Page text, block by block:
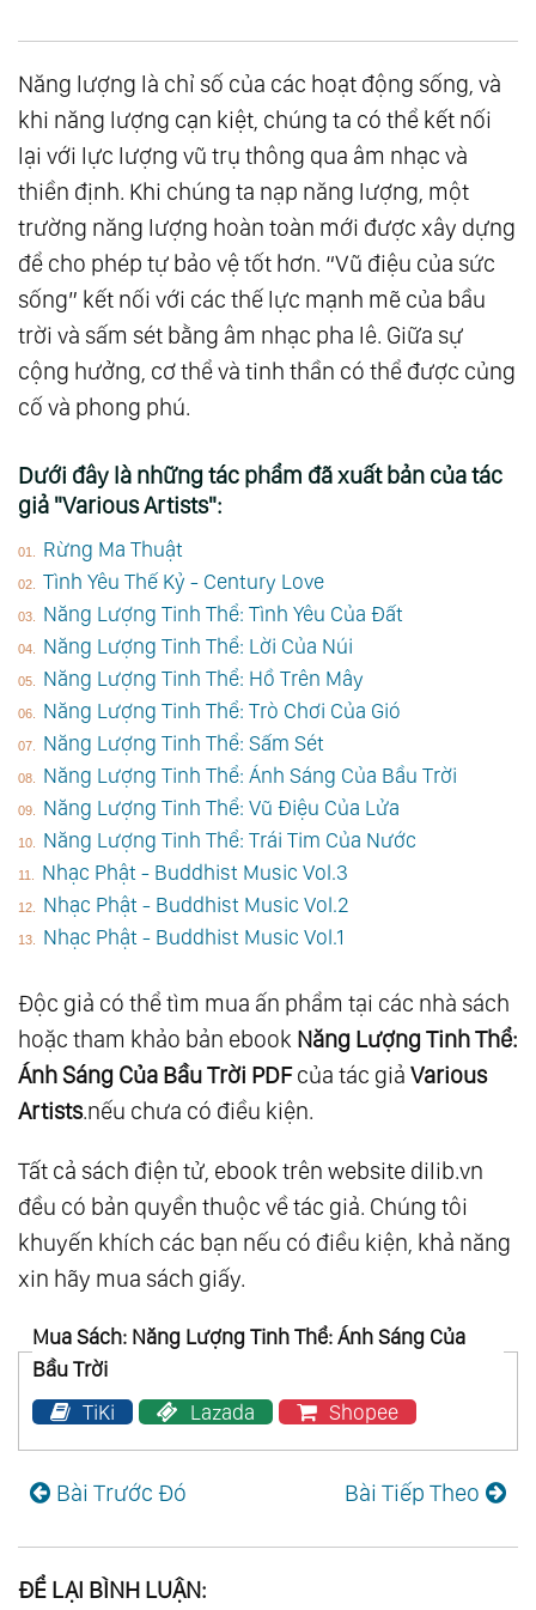
Năng lượng là chỉ số của các hoạt động sống, và
khi năng lượng cạn kiệt, chúng ta có thể kết nối
lại với lực lượng vũ trụ thông qua âm nhạc và
thiền định. Khi chúng ta nạp năng lượng, một
trường năng lượng hoàn toàn mới được xây dựng
để cho phép tự bảo vệ tốt hơn. “Vũ điệu của sức
sống” kết nối với các thế lực mạnh mẽ của bầu
trời và sấm sét bằng âm nhạc pha lê. Giữa sự
cộng hưởng, cơ thể và tinh thần có thể được củng
cố và phong phú.
Dưới đây là những tác phẩm đã xuất bản của tác
giả "Various Artists":
Rừng Ma Thuật
Tình Yêu Thế Kỷ - Century Love
Năng Lượng Tinh Thể: Tình Yêu Của Đất
Năng Lượng Tinh Thể: Lời Của Núi
Năng Lượng Tinh Thể: Hồ Trên Mây
Năng Lượng Tinh Thể: Trò Chơi Của Gió
Năng Lượng Tinh Thể: Sấm Sét
Năng Lượng Tinh Thể: Ánh Sáng Của Bầu Trời
Năng Lượng Tinh Thể: Vũ Điệu Của Lửa
Năng Lượng Tinh Thể: Trái Tim Của Nước
Nhạc Phật - Buddhist Music Vol.3
Nhạc Phật - Buddhist Music Vol.2
Nhạc Phật - Buddhist Music Vol.1
Độc giả có thể tìm mua ấn phẩm tại các nhà sách
hoặc tham khảo bản ebook Năng Lượng Tinh Thể:
Ánh Sáng Của Bầu Trời PDFcủa tác giả Various
Artists.nếu chưa có điều kiện.
Tất cả sách điện tử, ebook trên website dilib.vn
đều có bản quyền thuộc về tác giả. Chúng tôi
khuyến khích các bạn nếu có điều kiện, khả năng
xin hãy mua sách giấy.
Mua Sách: Năng Lượng Tinh Thể: Ánh Sáng Của
Bầu Trời
TiKi
Lazada Shopee
Bài Trước Đó Bài Tiếp Theo
ĐỂ LẠI BÌNH LUẬN: